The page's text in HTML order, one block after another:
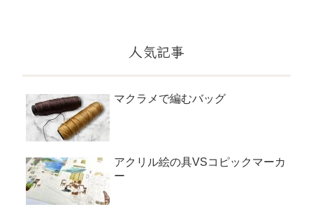
人気記事
マクラメで編むバッグ
アクリル絵の具VSコピックマーカ
ー